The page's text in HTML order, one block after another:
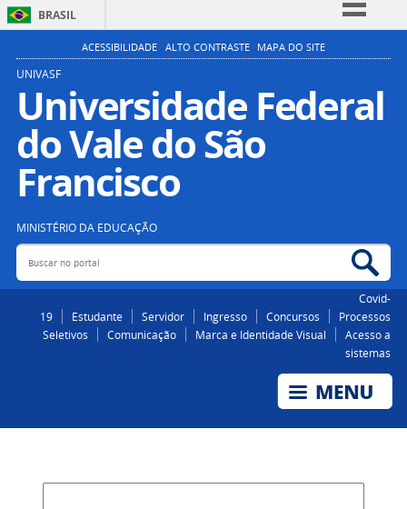
BRASIL
Simplifique!
Participe
Acesso à informação
Legislação
ACESSIBILIDADE ALTO CONTRASTE MAPA DO SITE
UNIVASF
Universidade Federal
do Vale do São
Francisco
MINISTÉRIO DA EDUCAÇÃO
Buscar no portal
Covid-
19
Estudante Servidor Ingresso Concursos
Processos
Seletivos
Comunicação Marca e Identidade Visual
Acesso a
sistemas